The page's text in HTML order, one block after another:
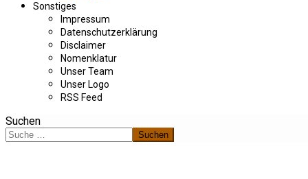
Sonstiges
Impressum
Datenschutzerklärung
Disclaimer
Nomenklatur
Unser Team
Unser Logo
RSS Feed
Suchen
Suchen